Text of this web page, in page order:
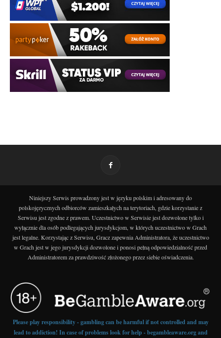
Niniejszy Serwis prowadzony jest w języku polskim i adresowany do
polskojęzycznych odbiorców zamieszkałych na terytoriach, gdzie korzystanie z
Serwisu jest zgodne z prawem. Uczestnictwo w Serwisie jest dozwolone tylko i
wyłącznie dla osób podlegających jurysdykcjom, w których uczestnictwo w Grach
jest legalne. Korzystając z Serwisu, Gracz zapewnia Administratora, że uczestnictwo
w Grach jest w jego jurysdykcji dozwolone i ponosi pełną odpowiedzialność przed
Administratorem za prawdziwość złożonego przez siebie oświadczenia.
Please play responsibility - gambling can be harmful if not controlled and may
lead to addiction! In case of problems look for help - begambleaware.org and